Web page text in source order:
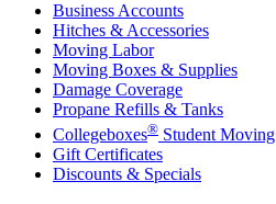
Business Accounts
Hitches & Accessories
Moving Labor
Moving Boxes & Supplies
Damage Coverage
Propane Refills & Tanks
Collegeboxes® Student Moving
Gift Certificates
Discounts & Specials